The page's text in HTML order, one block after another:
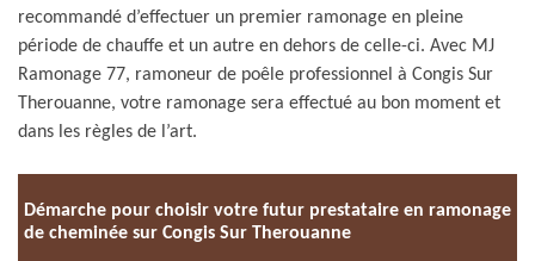
recommandé d’effectuer un premier ramonage en pleine
période de chauffe et un autre en dehors de celle-ci. Avec MJ
Ramonage 77, ramoneur de poêle professionnel à Congis Sur
Therouanne, votre ramonage sera effectué au bon moment et
dans les règles de l’art.
Démarche pour choisir votre futur prestataire en ramonage
de cheminée sur Congis Sur Therouanne